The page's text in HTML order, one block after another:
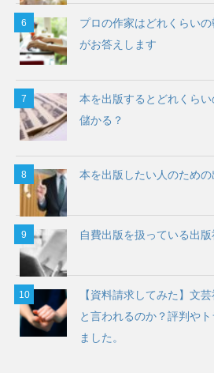
プロの作家はどれくらい
がお答えします
本を出版するとどれくら
儲かる？
本を出版したい人のため
自費出版を扱っている出
【資料請求してみた】文
と言われるのか？評判や
ました。